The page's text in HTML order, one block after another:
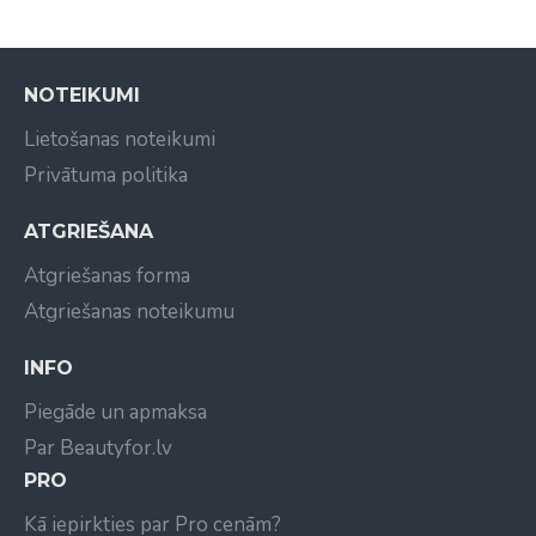
NOTEIKUMI
Lietošanas noteikumi
Privātuma politika
ATGRIEŠANA
Atgriešanas forma
Atgriešanas noteikumu
INFO
Piegāde un apmaksa
Par Beautyfor.lv
PRO
Kā iepirkties par Pro cenām?